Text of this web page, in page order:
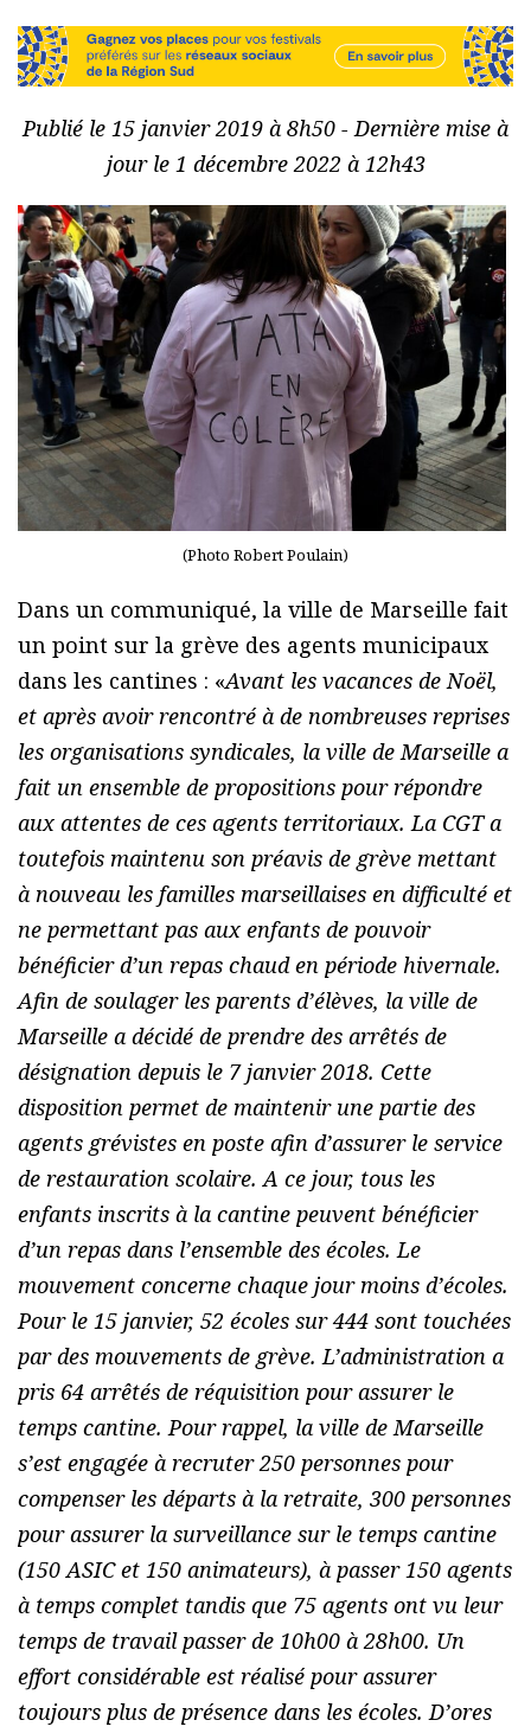
Publié le 15 janvier 2019 à 8h50 - Dernière mise à
jour le 1 décembre 2022 à 12h43
(Photo Robert Poulain)
Dans un communiqué, la ville de Marseille fait
un point sur la grève des agents municipaux
dans les cantines : «Avant les vacances de Noël,
et après avoir rencontré à de nombreuses reprises
les organisations syndicales, la ville de Marseille a
fait un ensemble de propositions pour répondre
aux attentes de ces agents territoriaux. La CGT a
toutefois maintenu son préavis de grève mettant
à nouveau les familles marseillaises en difficulté et
ne permettant pas aux enfants de pouvoir
bénéficier d’un repas chaud en période hivernale.
Afin de soulager les parents d’élèves, la ville de
Marseille a décidé de prendre des arrêtés de
désignation depuis le 7 janvier 2018. Cette
disposition permet de maintenir une partie des
agents grévistes en poste afin d’assurer le service
de restauration scolaire. A ce jour, tous les
enfants inscrits à la cantine peuvent bénéficier
d’un repas dans l’ensemble des écoles. Le
mouvement concerne chaque jour moins d’écoles.
Pour le 15 janvier, 52 écoles sur 444 sont touchées
par des mouvements de grève. L’administration a
pris 64 arrêtés de réquisition pour assurer le
temps cantine. Pour rappel, la ville de Marseille
s’est engagée à recruter 250 personnes pour
compenser les départs à la retraite, 300 personnes
pour assurer la surveillance sur le temps cantine
(150 ASIC et 150 animateurs), à passer 150 agents
à temps complet tandis que 75 agents ont vu leur
temps de travail passer de 10h00 à 28h00. Un
effort considérable est réalisé pour assurer
toujours plus de présence dans les écoles. D’ores